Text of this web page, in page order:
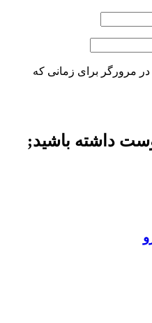
مرورگر برای زمانی که
داشته باشید;